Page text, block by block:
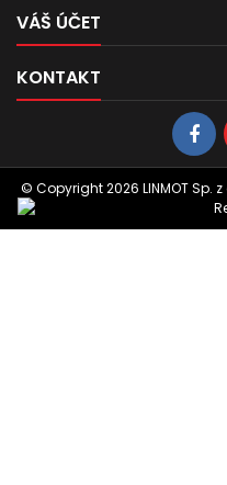
VÁŠ ÚČET
KONTAKT
© Copyright 2026 LINMOT Sp.